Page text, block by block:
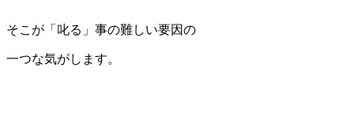
そこが「叱る」事の難しい要因の
一つな気がします。